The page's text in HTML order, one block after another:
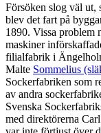
Försöken slog väl ut,
blev det fart på
1890. Vissa problem
maskiner
filialfabrik i
Malte Sommelius
Sockerfabriken som
av andra
Svenska
med direktörerna